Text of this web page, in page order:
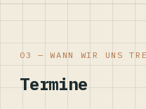
03 — WANN WIR UNS
Termine